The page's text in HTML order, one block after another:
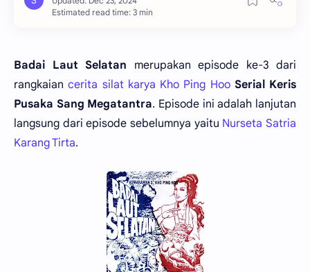
Estimated read time: 3 min
Badai Laut Selatan merupakan episode ke-3 dari
rangkaiancerita silat karya Kho Ping Hoo Serial Keris
Pusaka Sang Megatantra. Episode ini adalah lanjutan
langsung dari episode sebelumnya yaitu Nurseta Satria
Karang Tirta.